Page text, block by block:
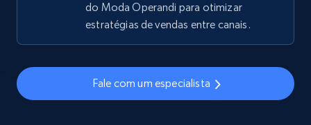
Amazon sellers info
do Moda Operandi para otimizar
estratégias de vendas entre canais.
Fale com um especialista